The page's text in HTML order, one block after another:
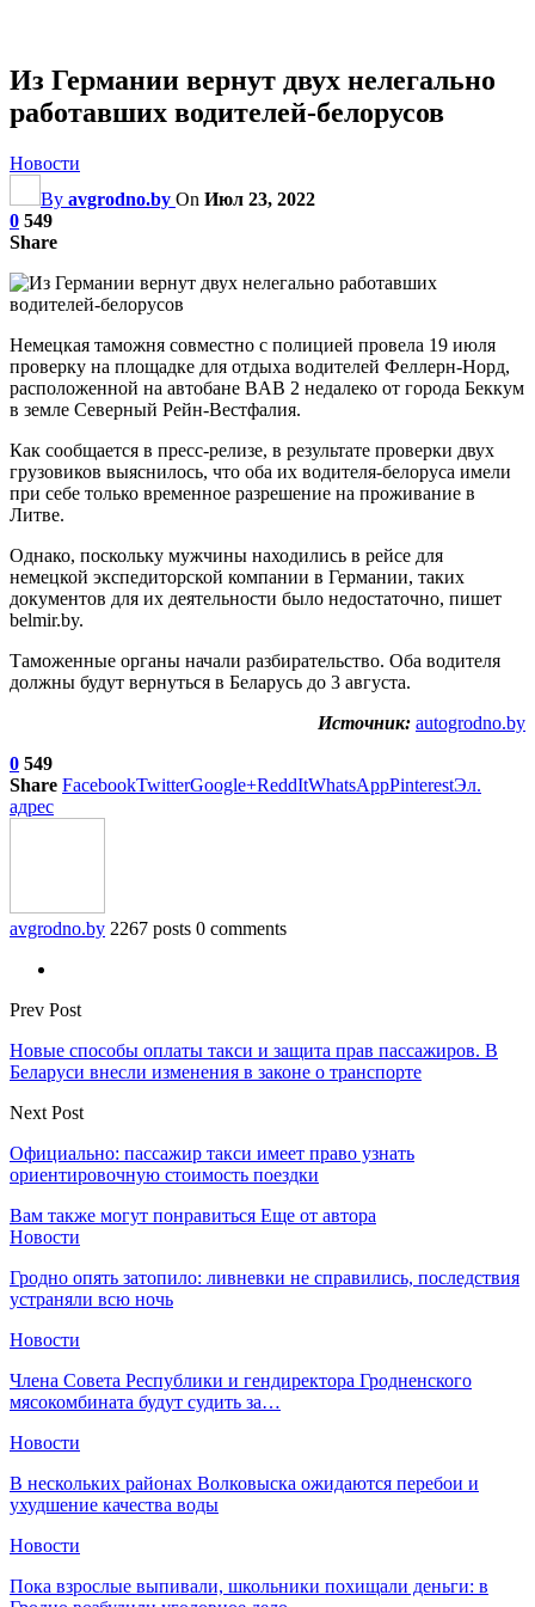
Из Германии вернут двух нелегально
работавших водителей-белорусов
Новости
By avgrodno.by On Июл 23, 2022
0 549
Share
Немецкая таможня совместно с полицией провела 19 июля
проверку на площадке для отдыха водителей Феллерн-Норд,
расположенной на автобане BAB 2 недалеко от города Беккум
в земле Северный Рейн-Вестфалия.
Как сообщается в пресс-релизе, в результате проверки двух
грузовиков выяснилось, что оба их водителя-белоруса имели
при себе только временное разрешение на проживание в
Литве.
Однако, поскольку мужчины находились в рейсе для
немецкой экспедиторской компании в Германии, таких
документов для их деятельности было недостаточно, пишет
belmir.by.
Таможенные органы начали разбирательство. Оба водителя
должны будут вернуться в Беларусь до 3 августа.
Источник: autogrodno.by
0 549
Share FacebookTwitterGoogle+ReddItWhatsAppPinterestЭл.
адрес
avgrodno.by 2267 posts 0 comments
Prev Post
Новые способы оплаты такси и защита прав пассажиров. В
Беларуси внесли изменения в законе о транспорте
Next Post
Официально: пассажир такси имеет право узнать
ориентировочную стоимость поездки
Вам также могут понравиться Еще от автора
Новости
Гродно опять затопило: ливневки не справились, последствия
устраняли всю ночь
Новости
Члена Совета Республики и гендиректора Гродненского
мясокомбината будут судить за…
Новости
В нескольких районах Волковыска ожидаются перебои и
ухудшение качества воды
Новости
Пока взрослые выпивали, школьники похищали деньги: в